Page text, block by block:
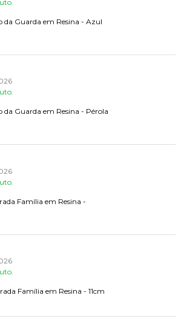
Guarda em Resina - Azul
Guarda em Resina - Pérola
Família em Resina -
Família em Resina - 11cm